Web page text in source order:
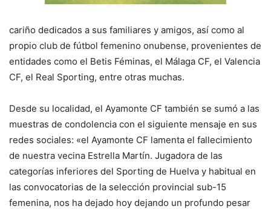
cariño dedicados a sus familiares y amigos, así como al
propio club de fútbol femenino onubense, provenientes de
entidades como el Betis Féminas, el Málaga CF, el Valencia
CF, el Real Sporting, entre otras muchas.
Desde su localidad, el Ayamonte CF también se sumó a las
muestras de condolencia con el siguiente mensaje en sus
redes sociales: «el Ayamonte CF lamenta el fallecimiento
de nuestra vecina Estrella Martín. Jugadora de las
categorías inferiores del Sporting de Huelva y habitual en
las convocatorias de la selección provincial sub-15
femenina, nos ha dejado hoy dejando un profundo pesar